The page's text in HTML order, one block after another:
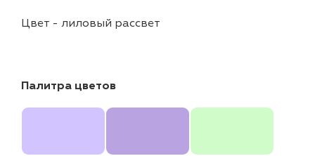
Цвет - лиловый рассвет
Палитра цветов